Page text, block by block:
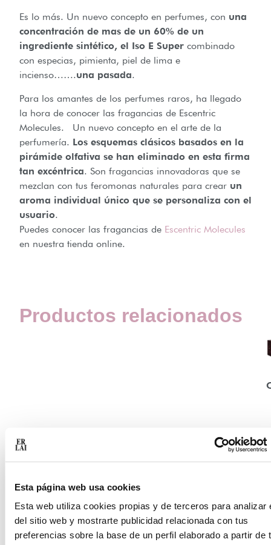
Esta página web usa cookies
Esta web utiliza cookies propias y de terceros para analizar
del sitio web y mostrarte publicidad relacionada con tus
preferencias sobre la base de un perfil elaborado a partir de
Es lo más. Un nuevo concepto en perfumes, con una
concentración de mas de un 60% de un
ingrediente sintético, el Iso E Super combinado
con especias, pimienta, piel de lima e
incienso…….una pasada.
Para los amantes de los perfumes raros, ha llegado
la hora de conocer las fragancias de Escentric
Molecules. Un nuevo concepto en el arte de la
perfumería. Los esquemas clásicos basados en la
pirámide olfativa se han eliminado en esta firma
tan excéntrica. Son fragancias innovadoras que se
mezclan con tus feromonas naturales para crear un
aroma individual único que se personaliza con el
usuario.
Puedes conocer las fragancias de Escentric Molecules
en nuestra tienda online.
Productos relacionados